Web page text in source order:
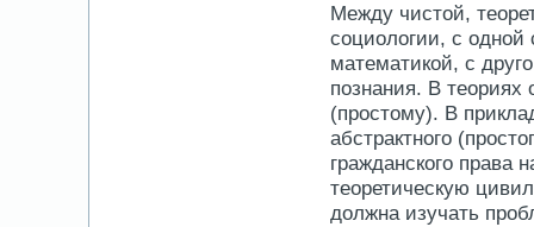
Между чистой,
социологии, с одной
математикой, с
познания. В теориях
(простому). В
абстрактного
гражданского права
теоретическую
должна изучать